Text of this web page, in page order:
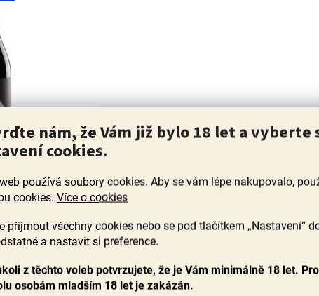
nám, že Vám již bylo 18 let a vyberte
cookies.
používá soubory cookies. Aby se vám lépe nakupovalo,
cookies. Více o cookies
přijmout všechny cookies nebo se pod tlačítkem „Nastavení“
a nastavit si preference.
z těchto voleb potvrzujete, že je Vám minimálně 18 let.
osobám mladším 18 let je zakázán.
Z
D
R
M
A
Z
D
R
A
ZDARMA
Objevte rozmanitost Pinot Grigio a
Chardonnay
1 999 Kč
Objevte Pinot Grigio ze 4 různých vinařských oblastí a
ochutnejte, jak rozdílně může tato odrůda chutnat —
od svěží Itálie až po aromatický Nový Zéland....